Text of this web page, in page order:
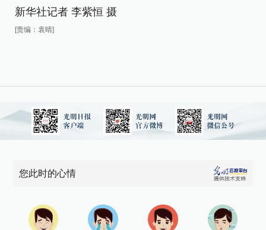
新华社记者 李紫恒 摄
[责编：袁晴]
您此时的心情